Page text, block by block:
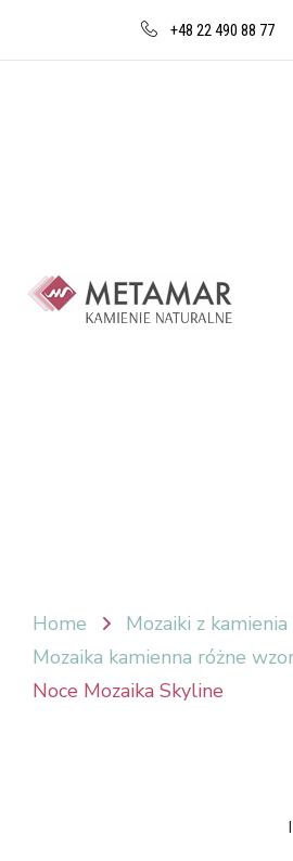
+48 22 490 88 77
Home
Mozaiki z
Mozaika kamienna różne
Noce Mozaika Skyline